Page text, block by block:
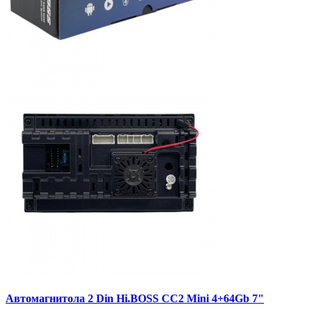
Автомагнитола 2 Din Hi.BOSS CC2 Mini 4+64Gb 7"